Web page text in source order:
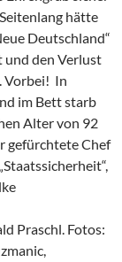
hätte
Deutschland“
und den Verlust
Vorbei! In
im Bett starb
Alter von 92
gefürchtete Chef
Praschl. Fotos: